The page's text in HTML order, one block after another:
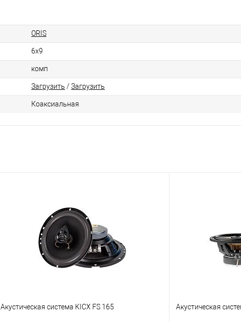
ORIS
6х9
комп
Загрузить / Загрузить
Коаксиальная
Акустическая система KICX FS 165 Акустическая